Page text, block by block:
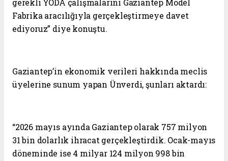
gerekli YODA çalışmalarını Gaziantep Model
Fabrika aracılığıyla gerçekleştirmeye davet
ediyoruz” diye konuştu.
Gaziantep’in ekonomik verileri hakkında meclis
üyelerine sunum yapan Ünverdi, şunları aktardı:
“2026 mayıs ayında Gaziantep olarak 757 milyon
31 bin dolarlık ihracat gerçekleştirdik. Ocak-mayıs
döneminde ise 4 milyar 124 milyon 998 bin